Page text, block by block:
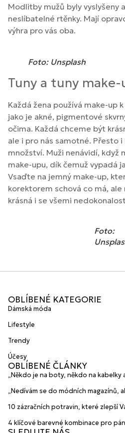
Modlitby mužů byly vyslyšeny
neslíbatelné rtěnky. Mají
výhra pro vás oba.
Foto: Unsplash
Tuny a tuny make-
Každá žena používá make-up
jako je akné, pigmentové
očima. Každá chceme být
ale i pro nás samotné. Přesto
množství. Muži nenávidí, když
make-upu, dík čemuž vypadá
Vsaďte na jemný make-up,
korektorem schová co má,
krásná i se všemi
Foto:
OBLÍBENÉ KATEGORIE
Dámská móda
Lifestyle
Trendy
Účesy
OBLÍBENÉ ČLÁNKY
„Někdo je na boty, někdo na kabelky
HANAJANA Swimwear
„Nedívám se do módních magazínů,
10 zázračních potravin, které zlepší
4 klíčové barevné kombinace pro